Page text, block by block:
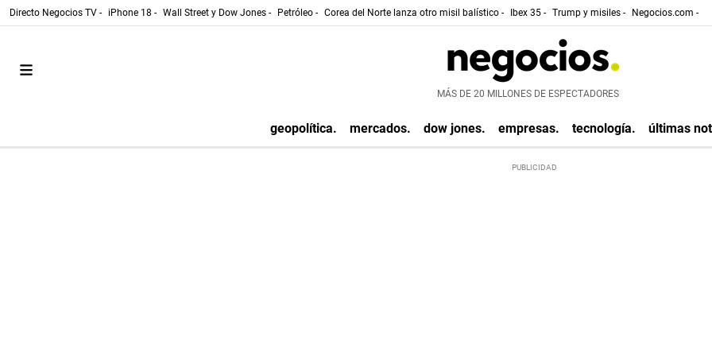
Directo Negocios TV - iPhone 18 - Wall Street y Dow Jones - Petróleo - Corea del Norte lanza otro misil balístico - Ibex 35 - Trump y misiles - Negocios.com -
MÁS DE 20 MILLONES DE ESPECTADORES
geopolítica. mercados. dow jones. empresas. tecnología. últimas